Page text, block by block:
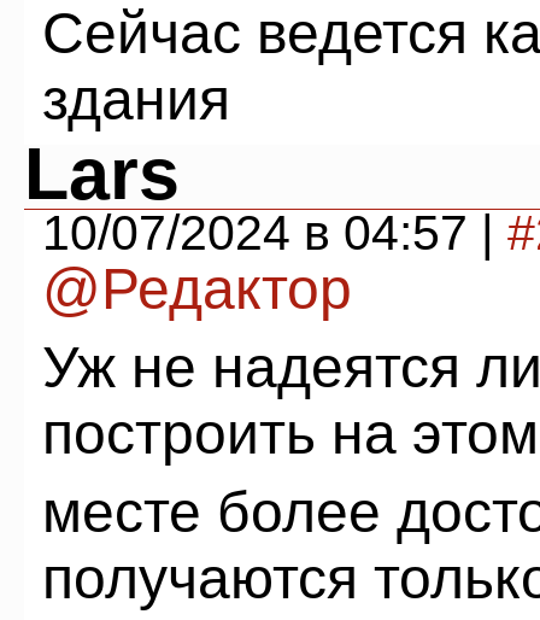
Сейчас ведется
здания
Lars
10/07/2024 в 04:57 |
@Редактор
Уж не надеятся
построить на этом
месте более
получаются